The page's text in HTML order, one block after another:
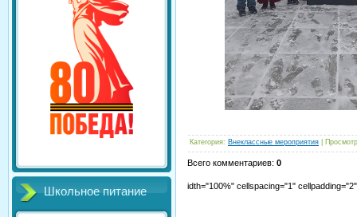
Школьное питание
Категория: Внеклассные мероприятия
Всего комментариев: 0
idth="100%" cellspacing="1"